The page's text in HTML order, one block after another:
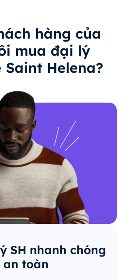
hàng của
mua đại lý
Saint Helena?
SH nhanh chóng
an toàn